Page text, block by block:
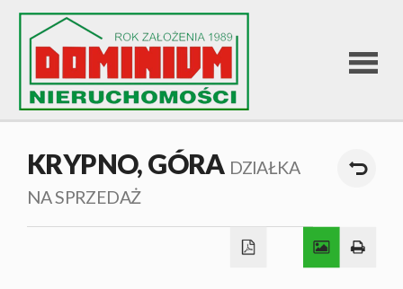
STRONA
OFERTA
KRYPNO,GÓRA DZIAŁKA
NA SPRZEDAŻ